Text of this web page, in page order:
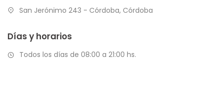
San Jerónimo 243 - Córdoba, Córdoba
Días y horarios
Todos los días de 08:00 a 21:00 hs.